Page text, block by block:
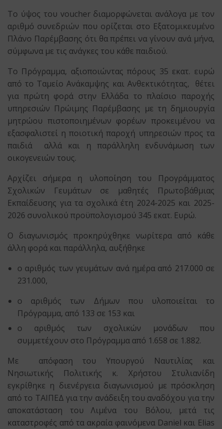
Το ύψος του voucher διαμορφώνεται ανάλογα με τον
αριθμό συνεδριών που ορίζεται στο Εξατομικευμένο
Πλάνο Παρέμβασης ότι θα πρέπει να γίνουν ανά μήνα,
σύμφωνα με τις ανάγκες του κάθε παιδιού.
Το Πρόγραμμα, αξιοποιώντας πόρους 35 εκατ. ευρώ
από το Ταμείο Ανάκαμψης και Ανθεκτικότητας, θέτει
για πρώτη φορά στην Ελλάδα το πλαίσιο παροχής
υπηρεσιών Πρώιμης Παρέμβασης με τη δημιουργία
μητρώου πιστοποιημένων φορέων προκειμένου να
εξασφαλιστεί η ποιοτική παροχή υπηρεσιών προς τα
παιδιά αλλά και η παράλληλη ενδυνάμωση των
οικογενειών τους.
Αρχίζει σήμερα η υλοποίηση του Προγράμματος
Σχολικών Γευμάτων σε μαθητές Πρωτοβάθμιας
Εκπαίδευσης για τα σχολικά έτη 2024-2025 και 2025-
2026 συνολικού προϋπολογισμού 345 εκατ. Ευρώ.
Ο διαγωνισμός προκηρύχθηκε νωρίτερα από κάθε
άλλη φορά και παράλληλα, αυξήθηκε
ο αριθμός των γευμάτων ανά ημέρα από 217.000 σε
231.000,
ο αριθμός των Δήμων που υλοποιείται το
Πρόγραμμα, από 133 σε 153 και
ο αριθμός των σχολικών μονάδων που
συμμετέχουν στο Πρόγραμμα από 1.658 σε 1.882.
Με απόφαση του Υπουργού Ναυτιλίας και
Νησιωτικής Πολιτικής κ. Χρήστου Στυλιανίδη
εγκρίθηκε η διενέργεια διαγωνισμού με πρόσκληση
από το ΤΑΙΠΕΔ για την ανάδειξη του αναδόχου για την
αποκατάσταση του Λιμένα του Βόλου, μετά τις
καταστροφές από τα ακραία φαινόμενα Daniel και Elias